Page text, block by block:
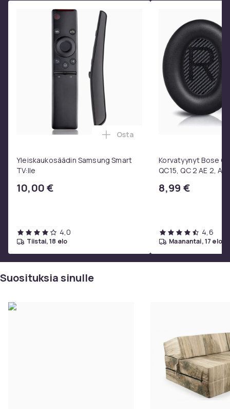
28c767fd-6bca-42aa-8f84-b0996e86478d
Yleiskaukosäädin Samsung Smart
TV:lle
10,00 €
Lisää Yleiskaukosäädin
Osta
4,0
tiistai, 18 elo
Korvatyynyt Bose
QC15, QC 2 AE 2, AE
8,99 €
4,6
maanantai, 17 elo
Suosituksia sinulle